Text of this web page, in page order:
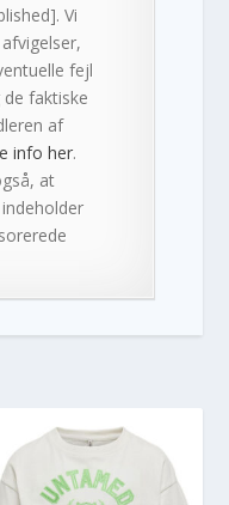
Vi
fejl
faktiske
af
info her.
at